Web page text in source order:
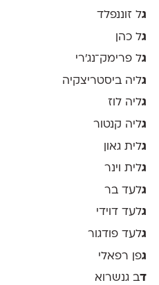
גל זוננפלד
גל כהן
גל פרימק־נג׳רי
גליה ביסטריצקיה
גליה לוז
גליה קנטור
גלית גאון
גלית וינר
גלעד בר
גלעד דוידי
גלעד פודגור
גפן רפאלי
דב גנשרוא